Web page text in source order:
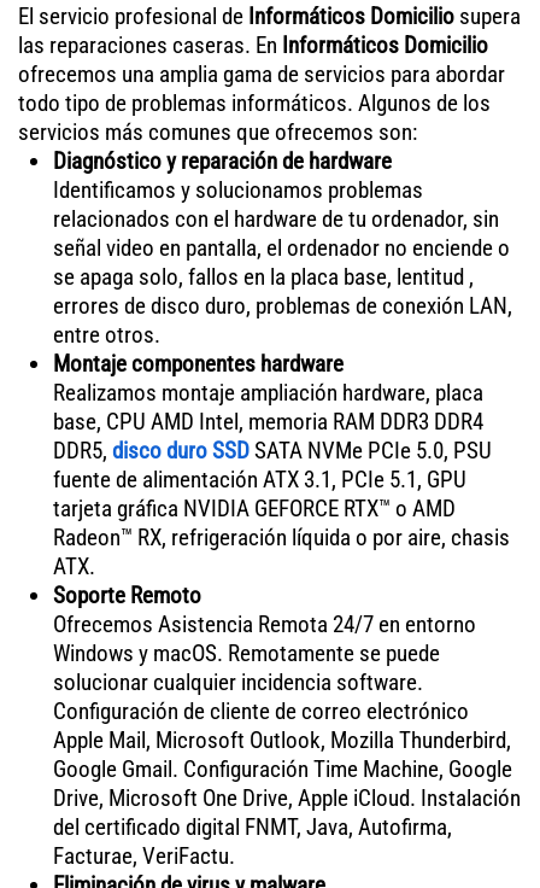
El servicio profesional de Informáticos Domicilio supera
las reparaciones caseras. En Informáticos Domicilio
ofrecemos una amplia gama de servicios para abordar
todo tipo de problemas informáticos. Algunos de los
servicios más comunes que ofrecemos son:
Diagnóstico y reparación de hardware
Identificamos y solucionamos problemas
relacionados con el hardware de tu ordenador, sin
señal video en pantalla, el ordenador no enciende o
se apaga solo, fallos en la placa base, lentitud ,
errores de disco duro, problemas de conexión LAN,
entre otros.
Montaje componentes hardware
Realizamos montaje ampliación hardware, placa
base, CPU AMD Intel, memoria RAM DDR3 DDR4
DDR5, disco duro SSDSATA NVMe PCIe 5.0, PSU
fuente de alimentación ATX 3.1, PCIe 5.1, GPU
tarjeta gráfica NVIDIA GEFORCE RTX™ o AMD
Radeon™ RX, refrigeración líquida o por aire, chasis
ATX.
Soporte Remoto
Ofrecemos Asistencia Remota 24/7 en entorno
Windows y macOS. Remotamente se puede
solucionar cualquier incidencia software.
Configuración de cliente de correo electrónico
Apple Mail, Microsoft Outlook, Mozilla Thunderbird,
Google Gmail. Configuración Time Machine, Google
Drive, Microsoft One Drive, Apple iCloud. Instalación
del certificado digital FNMT, Java, Autofirma,
Facturae, VeriFactu.